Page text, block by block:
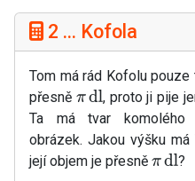
2 ... Kofola
Tom má rád Kofolu
přesně πdl , proto ji pije
Ta má tvar komolého
obrázek. Jakou výšku
její objem je přesně πdl ?